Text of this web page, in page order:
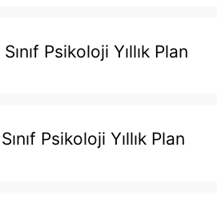
Psikoloji Yıllık Plan
Psikoloji Yıllık Plan